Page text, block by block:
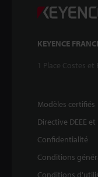
KEYENCE
1 Place Costes
Modèles certifiés
Directive DEEE
Confidentialité
Conditions
Conditions